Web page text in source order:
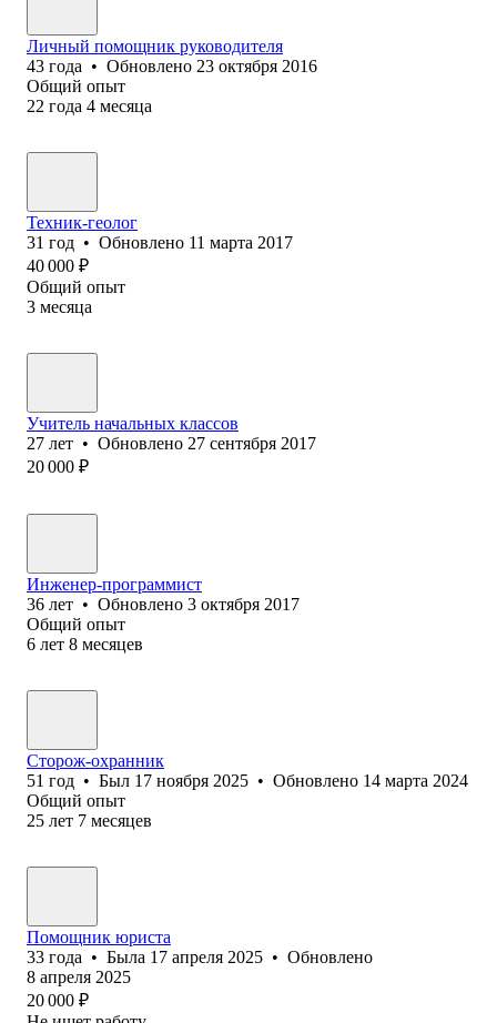
Личный помощник руководителя
43 года • Обновлено 23 октября 2016
Общий опыт
22 года 4 месяца
Техник-геолог
31 год • Обновлено 11 марта 2017
40 000 ₽
Общий опыт
3 месяца
Учитель начальных классов
27 лет • Обновлено 27 сентября 2017
20 000 ₽
Инженер-программист
36 лет • Обновлено 3 октября 2017
Общий опыт
6 лет 8 месяцев
Сторож-охранник
51 год • Был 17 ноября 2025 • Обновлено 14 марта 2024
Общий опыт
25 лет 7 месяцев
Помощник юриста
33 года • Была 17 апреля 2025 • Обновлено
8 апреля 2025
20 000 ₽